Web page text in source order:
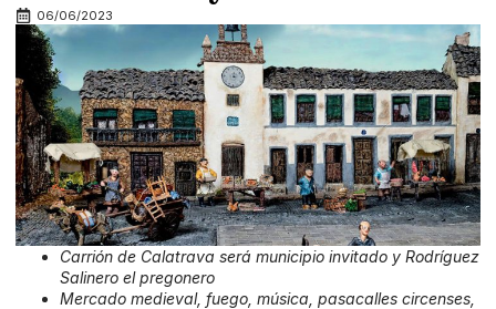
06/06/2023
Carrión de Calatrava será municipio invitado y Rodríguez
Salinero el pregonero
Mercado medieval, fuego, música, pasacalles circenses,